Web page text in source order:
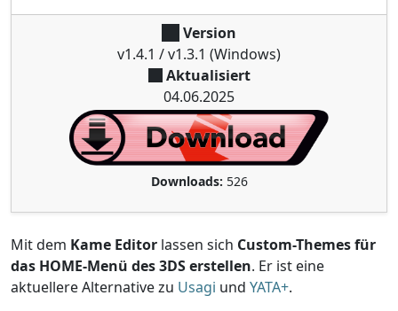
Version
v1.4.1 / v1.3.1 (Windows)
Aktualisiert
04.06.2025
Downloads: 526
Mit dem Kame Editor lassen sich Custom-Themes für
das HOME-Menü des 3DS erstellen. Er ist eine
aktuellere Alternative zu Usagi und YATA+.